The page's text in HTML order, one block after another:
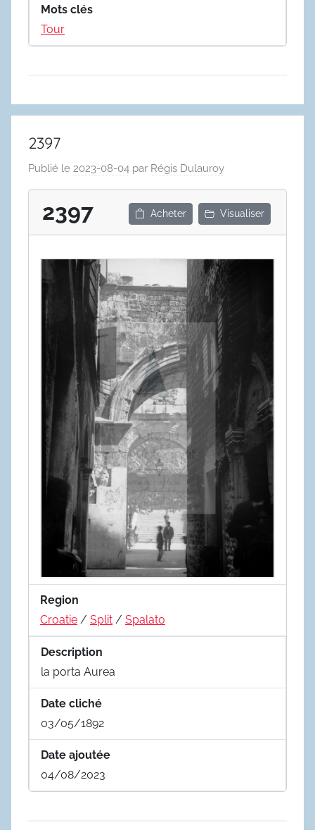
Mots clés
Tour
2397
Publié le 2023-08-04 par Régis Dulauroy
2397 Acheter Visualiser
Region
Croatie / Split / Spalato
Description
la porta Aurea
Date cliché
03/05/1892
Date ajoutée
04/08/2023